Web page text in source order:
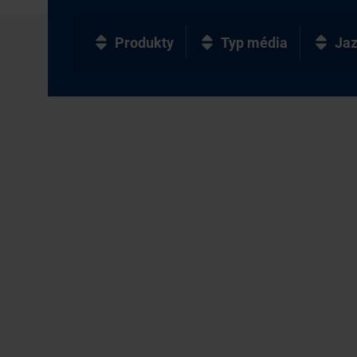
Produkty Typ média